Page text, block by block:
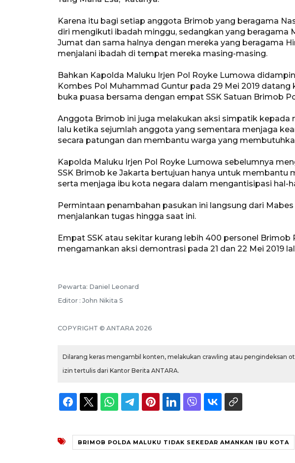
Karena itu bagi setiap anggota Brimob yang beragama
diri mengikuti ibadah minggu, sedangkan yang beragama
Jumat dan sama halnya dengan mereka yang beragama
menjalani ibadah di tempat mereka masing-masing.
Bahkan Kapolda Maluku Irjen Pol Royke Lumowa
Kombes Pol Muhammad Guntur pada 29 Mei 2019 datang
buka puasa bersama dengan empat SSK Satuan Brimob
Anggota Brimob ini juga melakukan aksi simpatik kepada
lalu ketika sejumlah anggota yang sementara menjaga
secara patungan dan membantu warga yang
Kapolda Maluku Irjen Pol Royke Lumowa sebelumnya
SSK Brimob ke Jakarta bertujuan hanya untuk membantu
serta menjaga ibu kota negara dalam mengantisipasi hal-
Permintaan penambahan pasukan ini langsung dari
menjalankan tugas hingga saat ini.
Empat SSK atau sekitar kurang lebih 400 personel
mengamankan aksi demontrasi pada 21 dan 22 Mei 2019
Pewarta: Daniel Leonard
Editor : John Nikita S
COPYRIGHT © ANTARA 2026
Dilarang keras mengambil konten, melakukan crawling atau pengindeksan
izin tertulis dari Kantor Berita ANTARA.
BRIMOB POLDA MALUKU TIDAK SEKEDAR AMANKAN IBU KOTA